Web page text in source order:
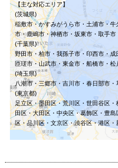
【主な対応エリア】
(茨城県)
稲敷市・かすみがうら市・土浦市・
市・鹿嶋市・神栖市・坂東市・取手市
(千葉県)
野田市・柏市・我孫子市・印西市・成
匝瑳市・山武市・東金市・船橋市・
(埼玉県)
八潮市・三郷市・吉川市・春日部市
(東京都)
足立区・墨田区・荒川区・世田谷区
田区・大田区・中央区・葛飾区・豊
区・品川区・文京区・渋谷区・港区